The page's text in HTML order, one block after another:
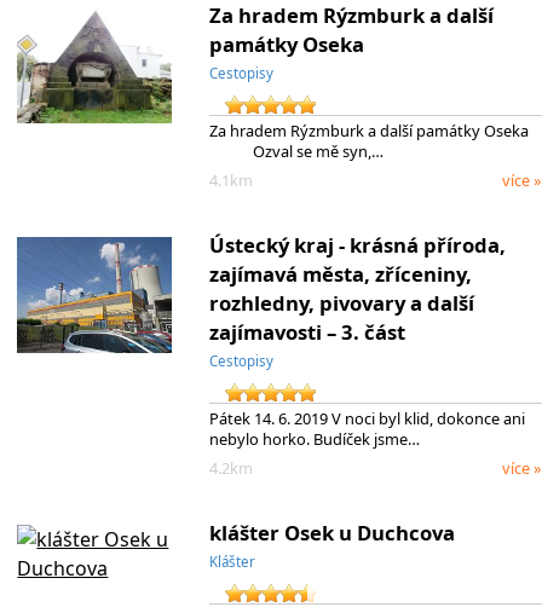
Za hradem Rýzmburk a další
památky Oseka
Cestopisy
Za hradem Rýzmburk a další památky Oseka
Ozval se mě syn,…
4.1km
více »
Ústecký kraj - krásná příroda,
zajímavá města, zříceniny,
rozhledny, pivovary a další
zajímavosti – 3. část
Cestopisy
Pátek 14. 6. 2019 V noci byl klid, dokonce ani
nebylo horko. Budíček jsme…
4.2km
více »
klášter Osek u Duchcova
Klášter